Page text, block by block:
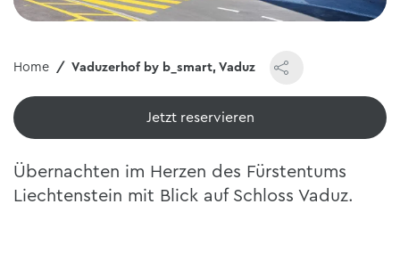
Home Vaduzerhof by b_smart, Vaduz
Jetzt reservieren
Übernachten im Herzen des Fürstentums
Liechtenstein mit Blick auf Schloss Vaduz.